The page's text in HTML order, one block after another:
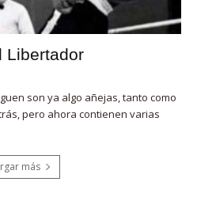
Libertador
son ya algo añejas, tanto como
pero ahora contienen varias
más